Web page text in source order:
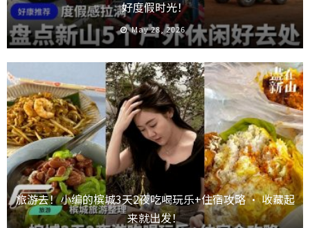
好度假时光！
May 28, 2026
旅游去！小编的槟城3天2夜吃喝玩乐+住宿攻略 · 收藏起
来就出发！